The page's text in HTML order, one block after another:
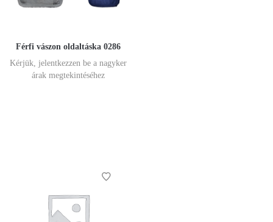
Férfi vászon oldaltáska 0286
Kérjük, jelentkezzen be a nagyker
árak megtekintéséhez